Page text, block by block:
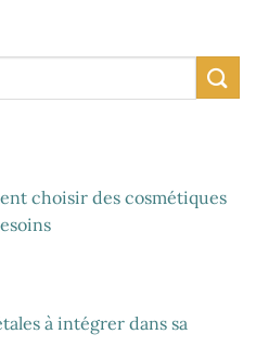
choisir des cosmétiques
à intégrer dans sa